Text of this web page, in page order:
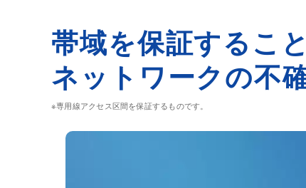
帯域を保証すること
ネットワークの不
※専用線アクセス区間を保証するものです。